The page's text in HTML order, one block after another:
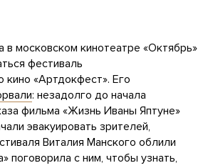
в московском кинотеатре «Октябрь»
фестиваль
кино «Артдокфест». Его
: незадолго до начала
фильма «Жизнь Иваны Яптуне»
эвакуировать зрителей,
Виталия Манского облили
поговорила с ним, чтобы узнать,